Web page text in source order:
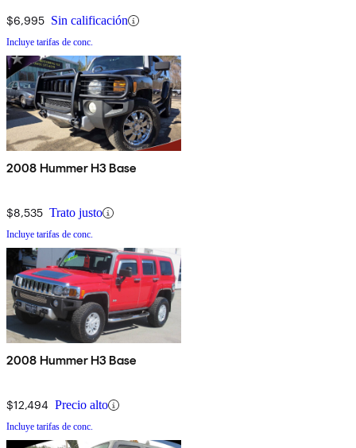
$6,995 Sin calificación
Incluye tarifas de conc.
2008 Hummer H3 Base
$8,535 Trato justo
Incluye tarifas de conc.
2008 Hummer H3 Base
$12,494 Precio alto
Incluye tarifas de conc.